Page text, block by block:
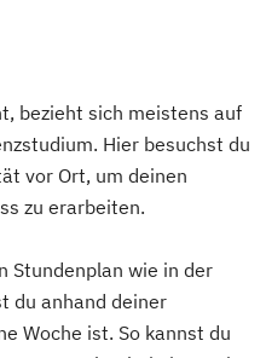
bezieht sich meistens auf
Hier besuchst du
vor Ort, um deinen
zu erarbeiten.
Stundenplan wie in der
du anhand deiner
Woche ist. So kannst du